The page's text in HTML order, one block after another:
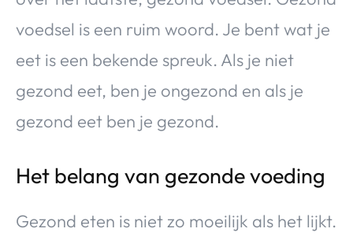
voedsel is een ruim woord. Je bent wat je
eet is een bekende spreuk. Als je niet
gezond eet, ben je ongezond en als je
gezond eet ben je gezond.
Het belang van gezonde voeding
Gezond eten is niet zo moeilijk als het lijkt.